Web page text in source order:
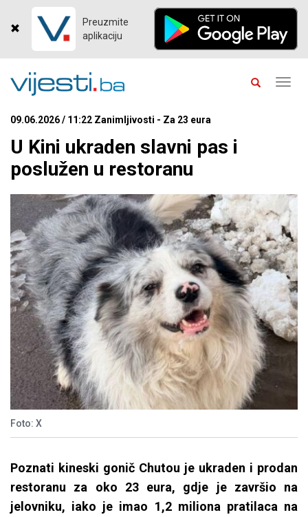
Preuzmite
aplikaciju
09.06.2026 / 11:22 Zanimljivosti - Za 23 eura
U Kini ukraden slavni pas i
poslužen u restoranu
Foto: X
Poznati kineski gonič Chutou je ukraden i prodan
restoranu za oko 23 eura, gdje je završio na
jelovniku, iako je imao 1,2 miliona pratilaca na